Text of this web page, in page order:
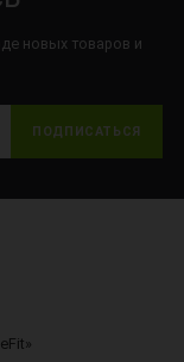
новых товаров и
ПОДПИСАТЬСЯ